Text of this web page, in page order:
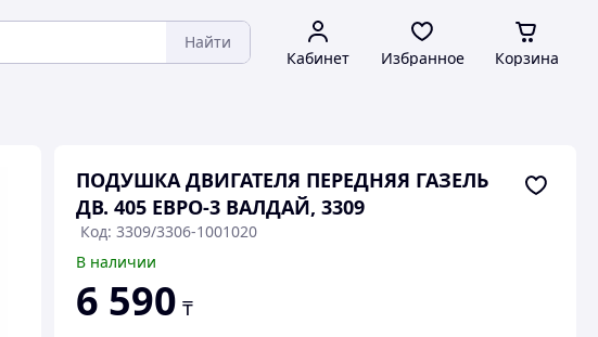
Найти
Кабинет Избранное Корзина
ПОДУШКА ДВИГАТЕЛЯ ПЕРЕДНЯЯ ГАЗЕЛЬ
ДВ. 405 ЕВРО-3 ВАЛДАЙ, 3309
Код: 3309/3306-1001020
В наличии
6 590 ₸